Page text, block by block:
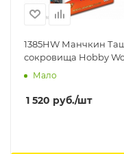
1385HW Манчкин
сокровища Hobby
Мало
1 520 руб./шт